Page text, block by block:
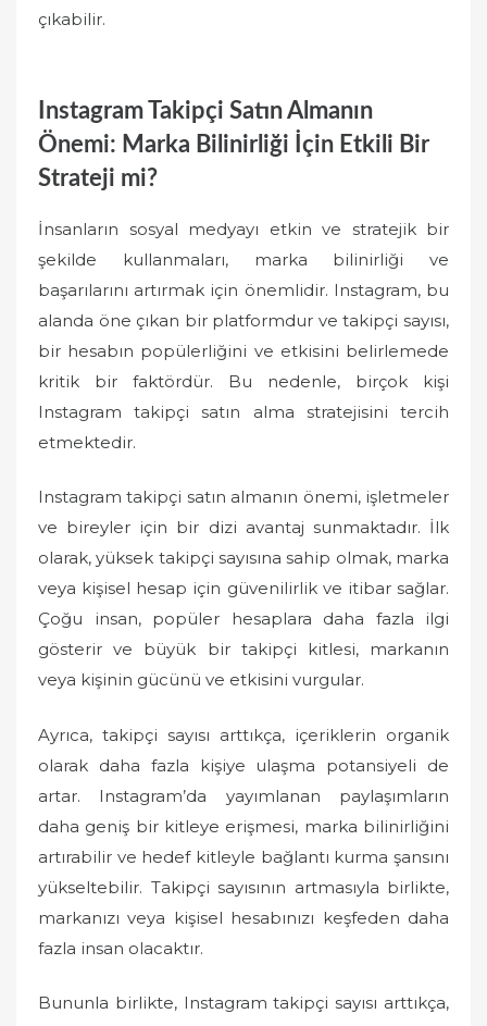
çıkabilir.
Instagram Takipçi Satın Almanın
Önemi: Marka Bilinirliği İçin Etkili Bir
Strateji mi?
İnsanların sosyal medyayı etkin ve stratejik bir
şekilde kullanmaları, marka bilinirliği ve
başarılarını artırmak için önemlidir. Instagram, bu
alanda öne çıkan bir platformdur ve takipçi sayısı,
bir hesabın popülerliğini ve etkisini belirlemede
kritik bir faktördür. Bu nedenle, birçok kişi
Instagram takipçi satın alma stratejisini tercih
etmektedir.
Instagram takipçi satın almanın önemi, işletmeler
ve bireyler için bir dizi avantaj sunmaktadır. İlk
olarak, yüksek takipçi sayısına sahip olmak, marka
veya kişisel hesap için güvenilirlik ve itibar sağlar.
Çoğu insan, popüler hesaplara daha fazla ilgi
gösterir ve büyük bir takipçi kitlesi, markanın
veya kişinin gücünü ve etkisini vurgular.
Ayrıca, takipçi sayısı arttıkça, içeriklerin organik
olarak daha fazla kişiye ulaşma potansiyeli de
artar. Instagram’da yayımlanan paylaşımların
daha geniş bir kitleye erişmesi, marka bilinirliğini
artırabilir ve hedef kitleyle bağlantı kurma şansını
yükseltebilir. Takipçi sayısının artmasıyla birlikte,
markanızı veya kişisel hesabınızı keşfeden daha
fazla insan olacaktır.
Bununla birlikte, Instagram takipçi sayısı arttıkça,